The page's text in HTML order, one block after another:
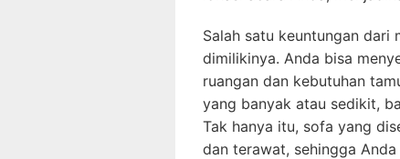
Salah satu keuntungan dari
dimilikinya. Anda bisa
ruangan dan kebutuhan
yang banyak atau sedikit,
Tak hanya itu, sofa yang
dan terawat, sehingga